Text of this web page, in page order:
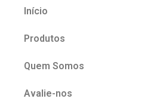
Início
Produtos
Quem Somos
Avalie-nos